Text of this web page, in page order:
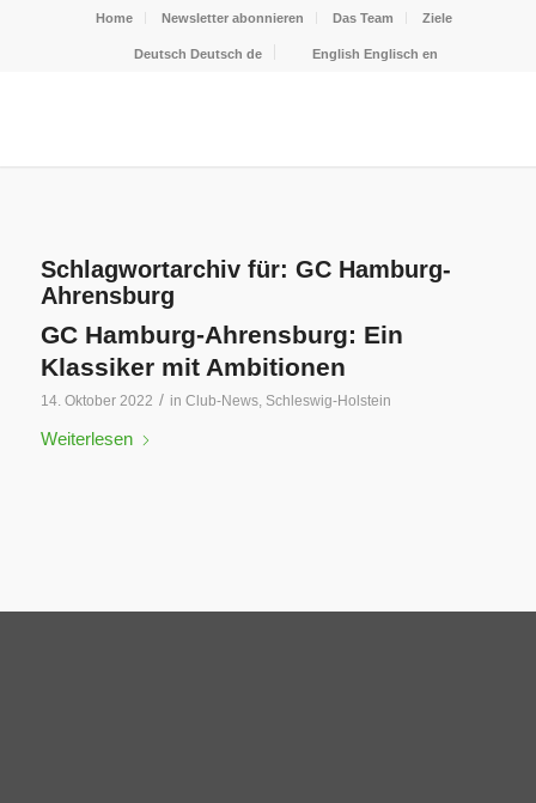
Home Newsletter abonnieren Das Team Ziele
Deutsch Deutsch de English Englisch en
Schlagwortarchiv für: GC Hamburg-
Ahrensburg
GC Hamburg-Ahrensburg: Ein
Klassiker mit Ambitionen
14. Oktober 2022 / in Club-News, Schleswig-Holstein
Weiterlesen